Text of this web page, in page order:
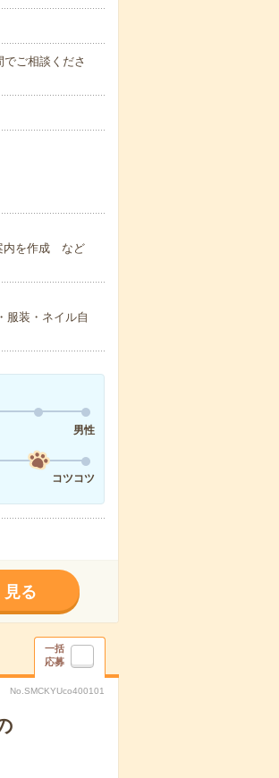
ご相談くださ
内を作成 など
服装・ネイル自
男性
コツコツ
見る
一括
応募
No.SMCKYUco400101